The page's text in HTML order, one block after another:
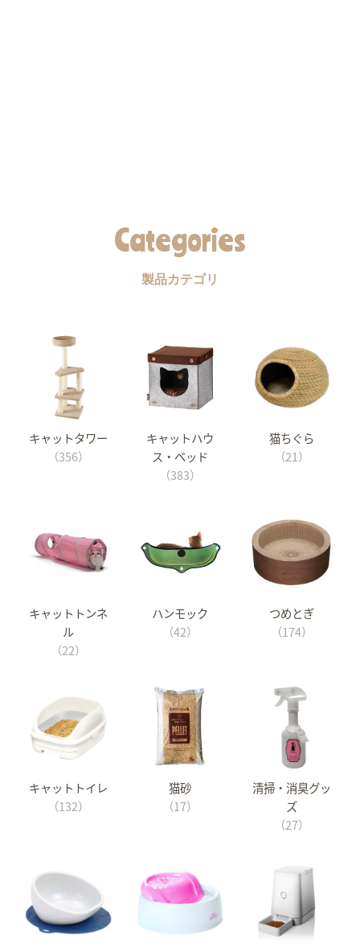
Categories
製品カテゴリ
キャットタワー
（356）
キャットハウ
ス・ベッド
（383）
猫ちぐら
（21）
キャットトンネ
ル
（22）
ハンモック
（42）
つめとぎ
（174）
キャットトイレ
（132）
猫砂
（17）
清掃・消臭グッ
ズ
（27）